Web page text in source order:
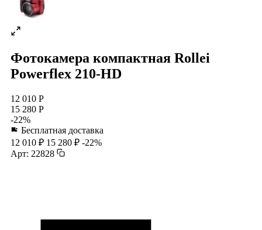
Фотокамера компактная Rollei
Powerflex 210-HD
12 010 Р
15 280 Р
-22%
Бесплатная доставка
12 010 ₽ 15 280 ₽ -22%
Арт: 22828